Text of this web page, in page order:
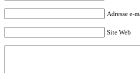
Adresse e-
Site Web